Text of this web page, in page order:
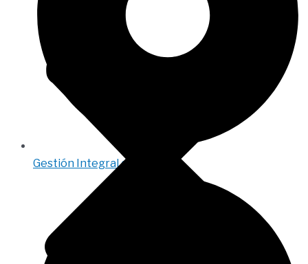
Gestión Integral de Nóminas